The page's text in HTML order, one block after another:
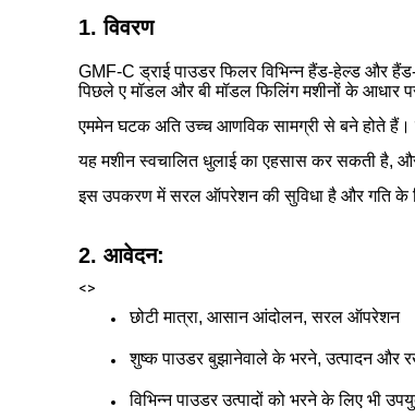
1. विवरण
GMF-C ड्राई पाउडर फिलर विभिन्न हैंड-हेल्ड और
पिछले ए मॉडल और बी मॉडल फिलिंग मशीनों के आधार
एममेन घटक अति उच्च आणविक सामग्री से बने होते हैं।
यह मशीन स्वचालित धुलाई का एहसास कर सकती है,
इस उपकरण में सरल ऑपरेशन की सुविधा है और गति के
2. आवेदन:
<>
छोटी मात्रा, आसान आंदोलन, सरल ऑपरेशन
शुष्क पाउडर बुझानेवाले के भरने, उत्पादन और
विभिन्न पाउडर उत्पादों को भरने के लिए भी